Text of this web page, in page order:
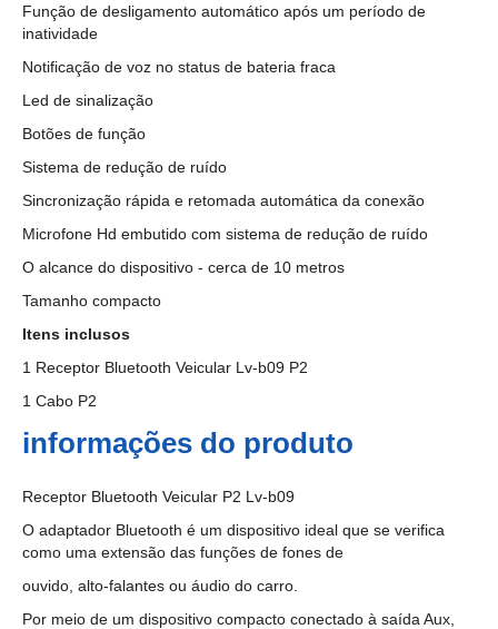
Função de desligamento automático após um período de
inatividade
Notificação de voz no status de bateria fraca
Led de sinalização
Botões de função
Sistema de redução de ruído
Sincronização rápida e retomada automática da conexão
Microfone Hd embutido com sistema de redução de ruído
O alcance do dispositivo - cerca de 10 metros
Tamanho compacto
Itens inclusos
1 Receptor Bluetooth Veicular Lv-b09 P2
1 Cabo P2
informações do produto
Receptor Bluetooth Veicular P2 Lv-b09
O adaptador Bluetooth é um dispositivo ideal que se verifica
como uma extensão das funções de fones de
ouvido, alto-falantes ou áudio do carro.
Por meio de um dispositivo compacto conectado à saída Aux,